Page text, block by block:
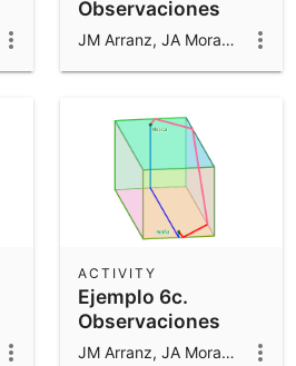
Observaciones
cotidianas
JM Arranz, JA Mora, M Sada y R Losada
Ejemplo 6c.
Observaciones
cotidianas
ACTIVITY
JM Arranz, JA Mora, M Sada y R Losada